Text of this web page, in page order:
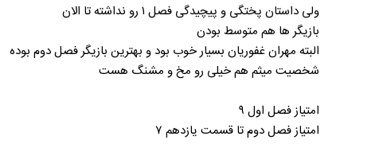
ولی داستان پختگی و پیچیدگی فصل ۱ رو نداشته تا الان
بازیگر ها هم متوسط بودن
البته مهران غفوریان بسیار خوب بود و بهترین بازیگر فصل دوم بوده
شخصیت میثم هم خیلی رو مخ و مشنگ هست
امتیاز فصل اول ۹
امتیاز فصل دوم تا قسمت یازدهم ۷